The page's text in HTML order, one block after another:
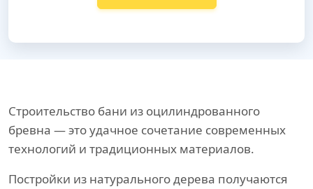
Строительство бани из оцилиндрованного
бревна — это удачное сочетание современных
технологий и традиционных материалов.
Постройки из натурального дерева получаются